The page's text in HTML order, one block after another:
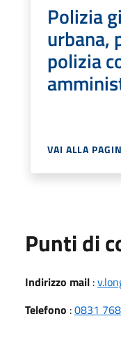
Polizia
urbana,
polizia
VAI ALLA
Punti di
Indirizzo mail :
Telefono :0831